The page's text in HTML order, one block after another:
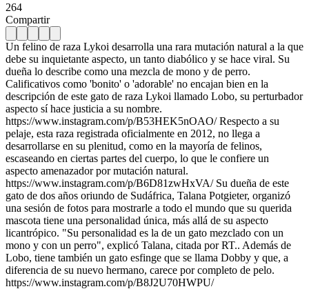
264
Compartir
Un felino de raza Lykoi desarrolla una rara mutación natural a la que
debe su inquietante aspecto, un tanto diabólico y se hace viral. Su
dueña lo describe como una mezcla de mono y de perro.
Calificativos como 'bonito' o 'adorable' no encajan bien en la
descripción de este gato de raza Lykoi llamado Lobo, su perturbador
aspecto sí hace justicia a su nombre.
https://www.instagram.com/p/B53HEK5nOAO/ Respecto a su
pelaje, esta raza registrada oficialmente en 2012, no llega a
desarrollarse en su plenitud, como en la mayoría de felinos,
escaseando en ciertas partes del cuerpo, lo que le confiere un
aspecto amenazador por mutación natural.
https://www.instagram.com/p/B6D81zwHxVA/ Su dueña de este
gato de dos años oriundo de Sudáfrica, Talana Potgieter, organizó
una sesión de fotos para mostrarle a todo el mundo que su querida
mascota tiene una personalidad única, más allá de su aspecto
licantrópico. "Su personalidad es la de un gato mezclado con un
mono y con un perro", explicó Talana, citada por RT.. Además de
Lobo, tiene también un gato esfinge que se llama Dobby y que, a
diferencia de su nuevo hermano, carece por completo de pelo.
https://www.instagram.com/p/B8J2U70HWPU/